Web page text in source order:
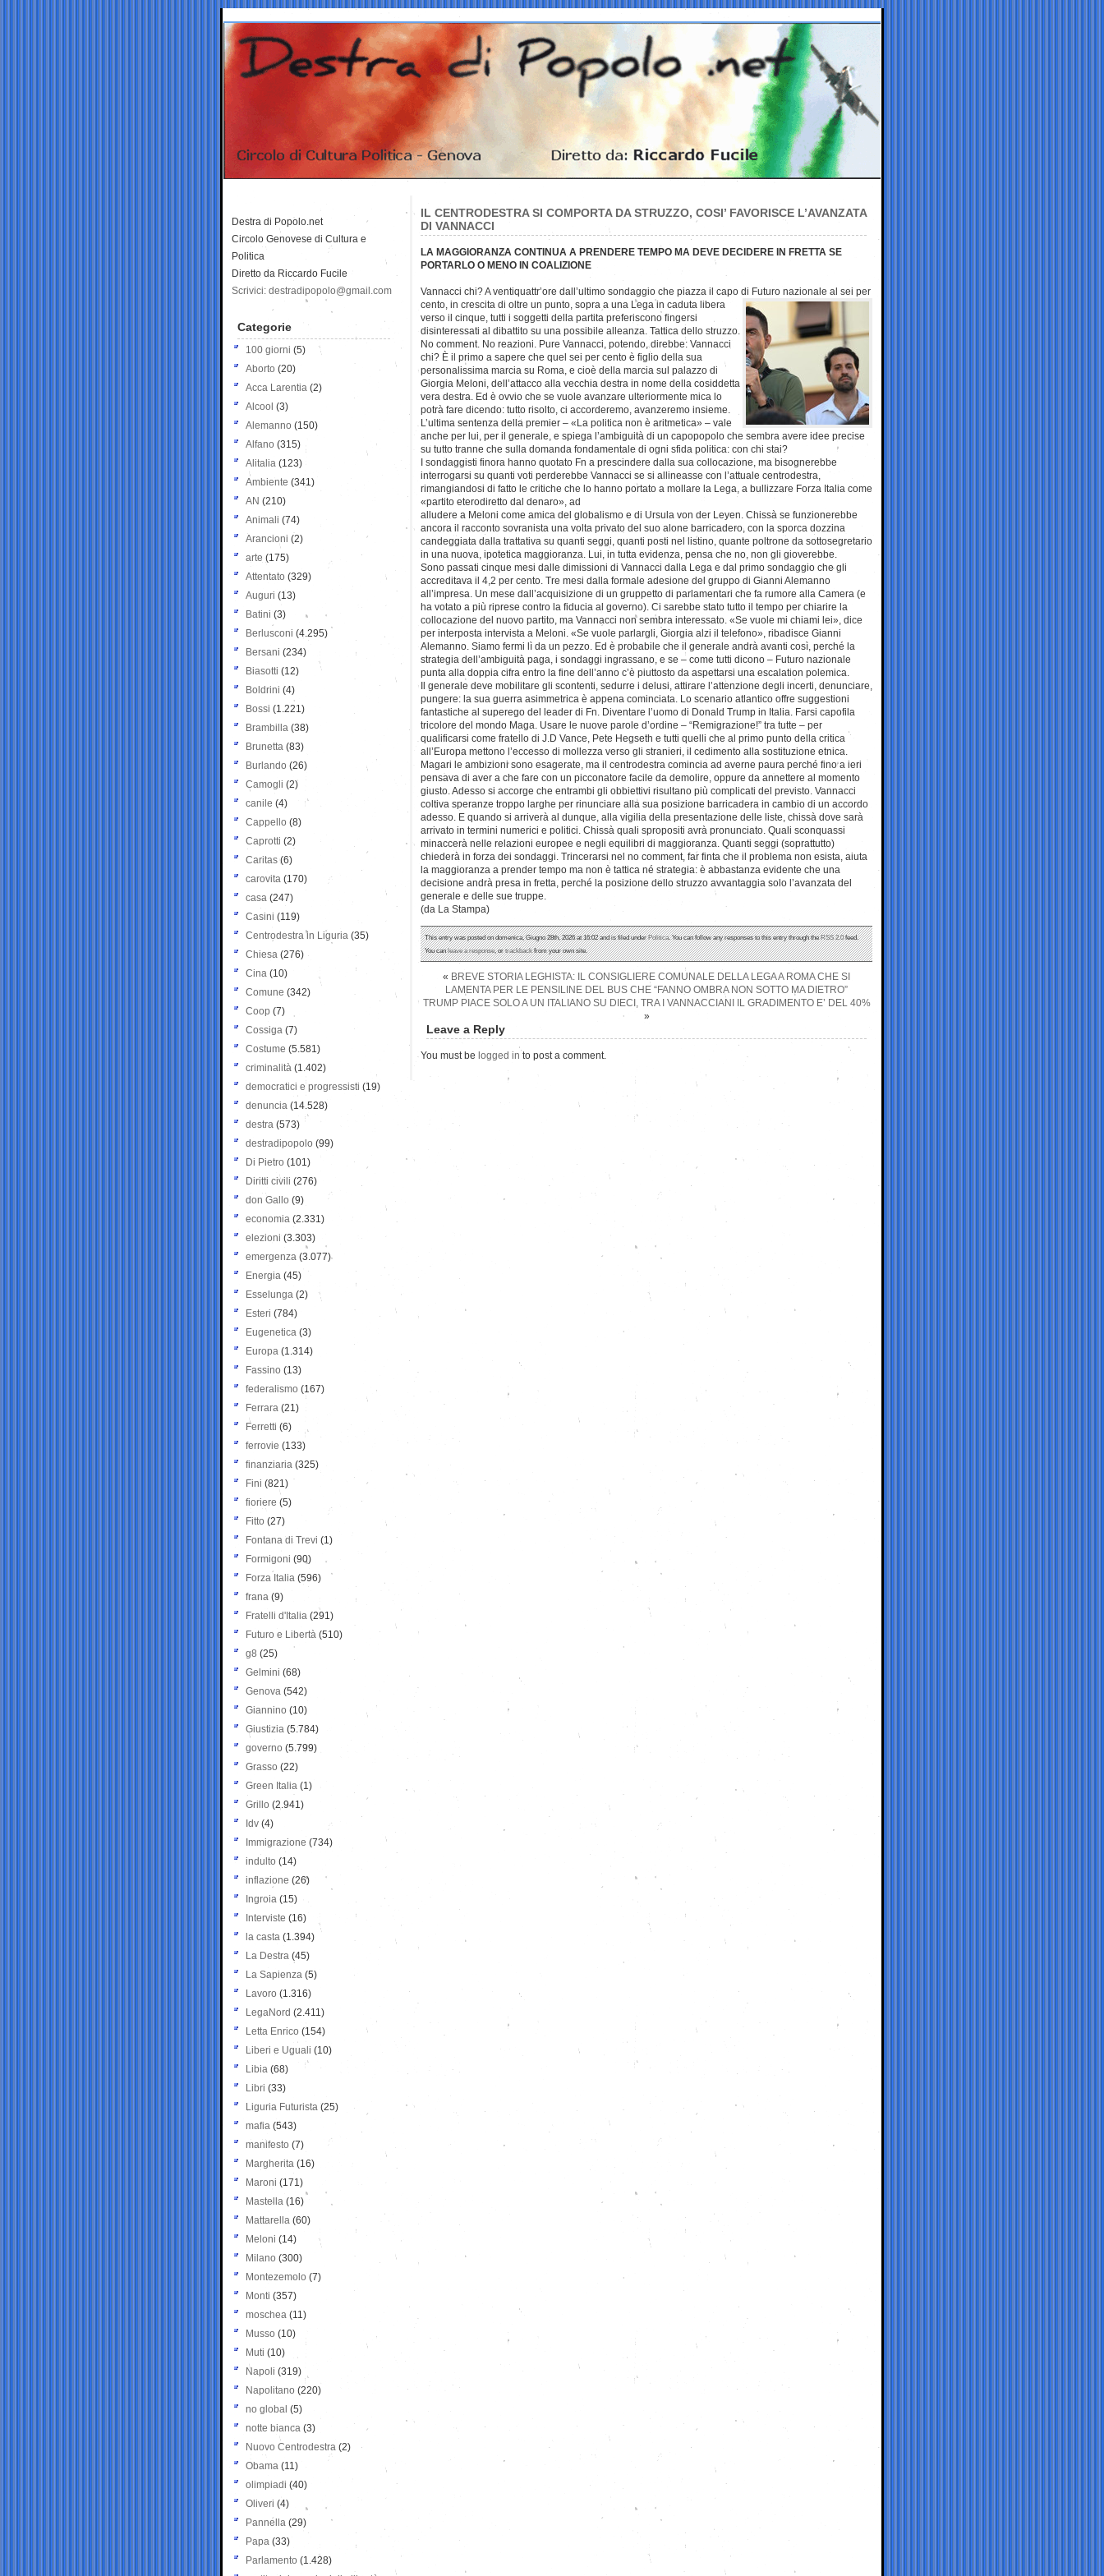
IL CENTRODESTRA SI COMPORTA DA STRUZZO, COSI’ FAVORISCE L’AVANZATA
DI VANNACCI
LA MAGGIORANZA CONTINUA A PRENDERE TEMPO MA DEVE DECIDERE IN FRETTA SE
PORTARLO O MENO IN COALIZIONE
Vannacci chi? A ventiquattr’ore dall’ultimo sondaggio che piazza il capo di Futuro nazionale al sei per
cento, in crescita di oltre un punto, sopra a una Lega in caduta libera
verso il cinque, tutti i soggetti della partita preferiscono fingersi
disinteressati al dibattito su una possibile alleanza. Tattica dello struzzo.
No comment. No reazioni. Pure Vannacci, potendo, direbbe: Vannacci
chi? È il primo a sapere che quel sei per cento è figlio della sua
personalissima marcia su Roma, e cioè della marcia sul palazzo di
Giorgia Meloni, dell’attacco alla vecchia destra in nome della cosiddetta
vera destra. Ed è ovvio che se vuole avanzare ulteriormente mica lo
potrà fare dicendo: tutto risolto, ci accorderemo, avanzeremo insieme.
L’ultima sentenza della premier – «La politica non è aritmetica» – vale
anche per lui, per il generale, e spiega l’ambiguità di un capopopolo che sembra avere idee precise
su tutto tranne che sulla domanda fondamentale di ogni sfida politica: con chi stai?
I sondaggisti finora hanno quotato Fn a prescindere dalla sua collocazione, ma bisognerebbe
interrogarsi su quanti voti perderebbe Vannacci se si allineasse con l’attuale centrodestra,
rimangiandosi di fatto le critiche che lo hanno portato a mollare la Lega, a bullizzare Forza Italia come
«partito eterodiretto dal denaro», ad
alludere a Meloni come amica del globalismo e di Ursula von der Leyen. Chissà se funzionerebbe
ancora il racconto sovranista una volta privato del suo alone barricadero, con la sporca dozzina
candeggiata dalla trattativa su quanti seggi, quanti posti nel listino, quante poltrone da sottosegretario
in una nuova, ipotetica maggioranza. Lui, in tutta evidenza, pensa che no, non gli gioverebbe.
Sono passati cinque mesi dalle dimissioni di Vannacci dalla Lega e dal primo sondaggio che gli
accreditava il 4,2 per cento. Tre mesi dalla formale adesione del gruppo di Gianni Alemanno
all’impresa. Un mese dall’acquisizione di un gruppetto di parlamentari che fa rumore alla Camera (e
ha votato a più riprese contro la fiducia al governo). Ci sarebbe stato tutto il tempo per chiarire la
collocazione del nuovo partito, ma Vannacci non sembra interessato. «Se vuole mi chiami lei», dice
per interposta intervista a Meloni. «Se vuole parlargli, Giorgia alzi il telefono», ribadisce Gianni
Alemanno. Siamo fermi lì da un pezzo. Ed è probabile che il generale andrà avanti così, perché la
strategia dell’ambiguità paga, i sondaggi ingrassano, e se – come tutti dicono – Futuro nazionale
punta alla doppia cifra entro la fine dell’anno c’è piuttosto da aspettarsi una escalation polemica.
Il generale deve mobilitare gli scontenti, sedurre i delusi, attirare l’attenzione degli incerti, denunciare,
pungere: la sua guerra asimmetrica è appena cominciata. Lo scenario atlantico offre suggestioni
fantastiche al superego del leader di Fn. Diventare l’uomo di Donald Trump in Italia. Farsi capofila
tricolore del mondo Maga. Usare le nuove parole d’ordine – “Remigrazione!” tra tutte – per
qualificarsi come fratello di J.D Vance, Pete Hegseth e tutti quelli che al primo punto della critica
all’Europa mettono l’eccesso di mollezza verso gli stranieri, il cedimento alla sostituzione etnica.
Magari le ambizioni sono esagerate, ma il centrodestra comincia ad averne paura perché fino a ieri
pensava di aver a che fare con un picconatore facile da demolire, oppure da annettere al momento
giusto. Adesso si accorge che entrambi gli obbiettivi risultano più complicati del previsto. Vannacci
coltiva speranze troppo larghe per rinunciare alla sua posizione barricadera in cambio di un accordo
adesso. E quando si arriverà al dunque, alla vigilia della presentazione delle liste, chissà dove sarà
arrivato in termini numerici e politici. Chissà quali spropositi avrà pronunciato. Quali sconquassi
minaccerà nelle relazioni europee e negli equilibri di maggioranza. Quanti seggi (soprattutto)
chiederà in forza dei sondaggi. Trincerarsi nel no comment, far finta che il problema non esista, aiuta
la maggioranza a prender tempo ma non è tattica né strategia: è abbastanza evidente che una
decisione andrà presa in fretta, perché la posizione dello struzzo avvantaggia solo l’avanzata del
generale e delle sue truppe.
(da La Stampa)
This entry was posted on domenica, Giugno 28th, 2026 at 16:02 and is filed underPolitica. You can follow any responses to this entry through theRSS 2.0feed.
You canleave a response, ortrackbackfrom your own site.
« BREVE STORIA LEGHISTA: IL CONSIGLIERE COMUNALE DELLA LEGA A ROMA CHE SI
LAMENTA PER LE PENSILINE DEL BUS CHE “FANNO OMBRA NON SOTTO MA DIETRO”
TRUMP PIACE SOLO A UN ITALIANO SU DIECI, TRA I VANNACCIANI IL GRADIMENTO E’ DEL 40%
»
Leave a Reply
You must be logged in to post a comment.
Destra di Popolo.net
Circolo Genovese di Cultura e
Politica
Diretto da Riccardo Fucile
Scrivici: destradipopolo@gmail.com
Categorie
100 giorni (5)
Aborto (20)
Acca Larentia (2)
Alcool (3)
Alemanno (150)
Alfano (315)
Alitalia (123)
Ambiente (341)
AN (210)
Animali (74)
Arancioni (2)
arte (175)
Attentato (329)
Auguri (13)
Batini (3)
Berlusconi (4.295)
Bersani (234)
Biasotti (12)
Boldrini (4)
Bossi (1.221)
Brambilla (38)
Brunetta (83)
Burlando (26)
Camogli (2)
canile (4)
Cappello (8)
Caprotti (2)
Caritas (6)
carovita (170)
casa (247)
Casini (119)
Centrodestra in Liguria (35)
Chiesa (276)
Cina (10)
Comune (342)
Coop (7)
Cossiga (7)
Costume (5.581)
criminalità (1.402)
democratici e progressisti (19)
denuncia (14.528)
destra (573)
destradipopolo (99)
Di Pietro (101)
Diritti civili (276)
don Gallo (9)
economia (2.331)
elezioni (3.303)
emergenza (3.077)
Energia (45)
Esselunga (2)
Esteri (784)
Eugenetica (3)
Europa (1.314)
Fassino (13)
federalismo (167)
Ferrara (21)
Ferretti (6)
ferrovie (133)
finanziaria (325)
Fini (821)
fioriere (5)
Fitto (27)
Fontana di Trevi (1)
Formigoni (90)
Forza Italia (596)
frana (9)
Fratelli d'Italia (291)
Futuro e Libertà (510)
g8 (25)
Gelmini (68)
Genova (542)
Giannino (10)
Giustizia (5.784)
governo (5.799)
Grasso (22)
Green Italia (1)
Grillo (2.941)
Idv (4)
Immigrazione (734)
indulto (14)
inflazione (26)
Ingroia (15)
Interviste (16)
la casta (1.394)
La Destra (45)
La Sapienza (5)
Lavoro (1.316)
LegaNord (2.411)
Letta Enrico (154)
Liberi e Uguali (10)
Libia (68)
Libri (33)
Liguria Futurista (25)
mafia (543)
manifesto (7)
Margherita (16)
Maroni (171)
Mastella (16)
Mattarella (60)
Meloni (14)
Milano (300)
Montezemolo (7)
Monti (357)
moschea (11)
Musso (10)
Muti (10)
Napoli (319)
Napolitano (220)
no global (5)
notte bianca (3)
Nuovo Centrodestra (2)
Obama (11)
olimpiadi (40)
Oliveri (4)
Pannella (29)
Papa (33)
Parlamento (1.428)